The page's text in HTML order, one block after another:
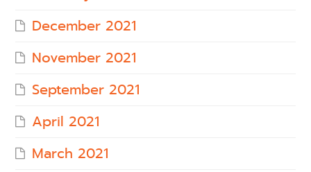
December 2021
November 2021
September 2021
April 2021
March 2021